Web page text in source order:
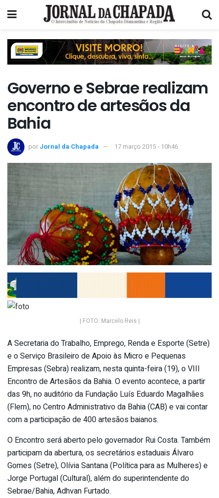
Governo e Sebrae realizam
encontro de artesãos da
Bahia
por Jornal da Chapada 17 março 2015 - 10h46
| FOTO: Marcelo Reis |
A Secretaria do Trabalho, Emprego, Renda e Esporte (Setre)
e o Serviço Brasileiro de Apoio às Micro e Pequenas
Empresas (Sebra) realizam, nesta quinta-feira (19), o VIII
Encontro de Artesãos da Bahia. O evento acontece, a partir
das 9h, no auditório da Fundação Luís Eduardo Magalhães
(Flem), no Centro Administrativo da Bahia (CAB) e vai contar
com a participação de 400 artesãos baianos.
O Encontro será aberto pelo governador Rui Costa. Também
participam da abertura, os secretários estaduais Álvaro
Gomes (Setre), Olívia Santana (Política para as Mulheres) e
Jorge Portugal (Cultural), além do superintendente do
Sebrae/Bahia, Adhvan Furtado.